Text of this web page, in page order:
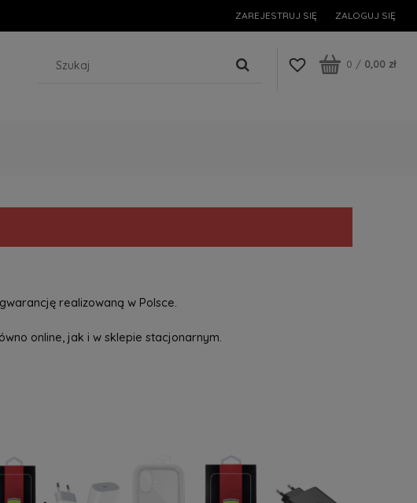
ZAREJESTRUJ SIĘ ZALOGUJ SIĘ
0 / 0,00 zł
realizowaną w Polsce.
online, jak i w sklepie stacjonarnym.